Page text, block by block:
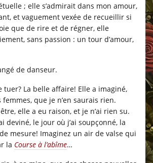
; elle s’admirait dans mon amour,
et vaguement vexée de recueillir si
que de rire et de régner, elle
sans passion : un tour d’amour,
de danseur.
tuer? La belle affaire! Elle a imaginé,
que je n’en saurais rien.
elle a eu raison, et je n’ai rien su.
deviné, le jour où j’ai soupçonné, la
mesure! Imaginez un air de valse qui
la Course à l’abîme…